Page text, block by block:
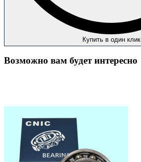
Купить в один клик
Возможно вам будет интересно